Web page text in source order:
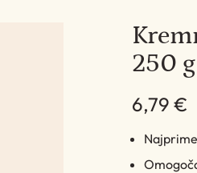
250 g
6,79 €